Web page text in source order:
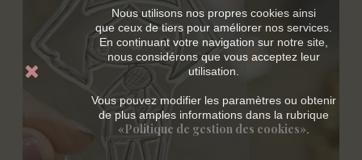
Nous utilisons nos propres cookies ainsi
que ceux de tiers pour améliorer nos services.
En continuant votre navigation sur notre site,
nous considérons que vous acceptez leur
utilisation.
Vous pouvez modifier les paramètres ou obtenir
de plus amples informations dans la rubrique
«Politique de gestion des cookies»